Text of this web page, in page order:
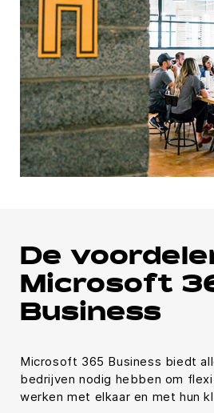
De
Microsoft
Business
Microsoft 365 Business biedt
bedrijven nodig hebben om
werken met elkaar en met hun